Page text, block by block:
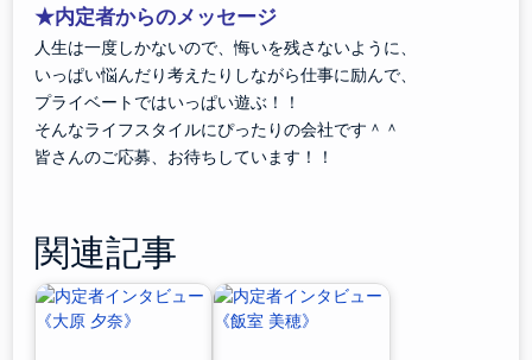
★内定者からのメッセージ
人生は一度しかないので、悔いを残さないように、
いっぱい悩んだり考えたりしながら仕事に励んで、
プライベートではいっぱい遊ぶ！！
そんなライフスタイルにぴったりの会社です＾＾
皆さんのご応募、お待ちしています！！
関連記事